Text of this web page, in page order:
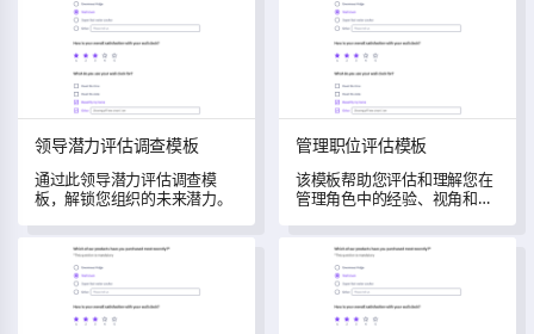
领导潜力评估调查模板
通过此领导潜力评估调查模
板，解锁您组织的未来潜力。
管理职位评估模板
该模板帮助您评估和理解您在
管理角色中的经验、视角和挑
个性适配调查模板 入职前筛选调查模板